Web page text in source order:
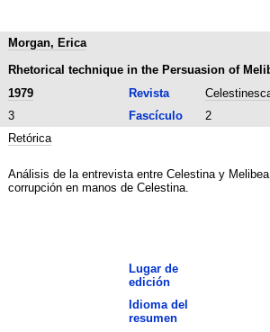
Morgan, Erica
Rhetorical technique in the Persuasion of
1979 Revista
3 Fascículo
2
Retórica
Análisis de la entrevista entre Celestina y
corrupción en manos de Celestina.
Lugar de
edición
Idioma del
resumen